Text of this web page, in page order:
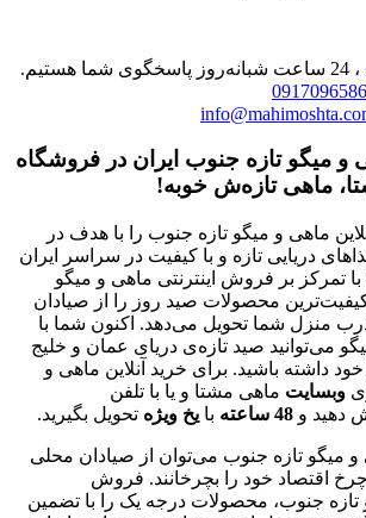
و میگو تازه جنوب ایران در فروشگاه
ماهی تازه‌ش خوبه!
ماهی و میگو تازه جنوب را با هدف در
دریایی تازه و با کیفیت در سراسر ایران
تمرکز بر فروش اینترنتی ماهی و میگو
کیفیت‌ترین محصولات صید روز را از صیادان
منزل شما تحویل می‌دهد. اکنون شما با
می‌توانید صید تازه‌ی دریای عمان و خلیج
داشته باشید. برای خرید آنلاین ماهی و
وبسایت ماهی مشتا و یا با تلفن
دهید و 48 ساعته با یخ ویژه تحویل بگیرید.
و میگو تازه جنوب می‌توان از صیادان محلی
چرخ اقتصاد خود را بچرخانند. فروش
تازه جنوب، محصولات درجه یک را با تضمین